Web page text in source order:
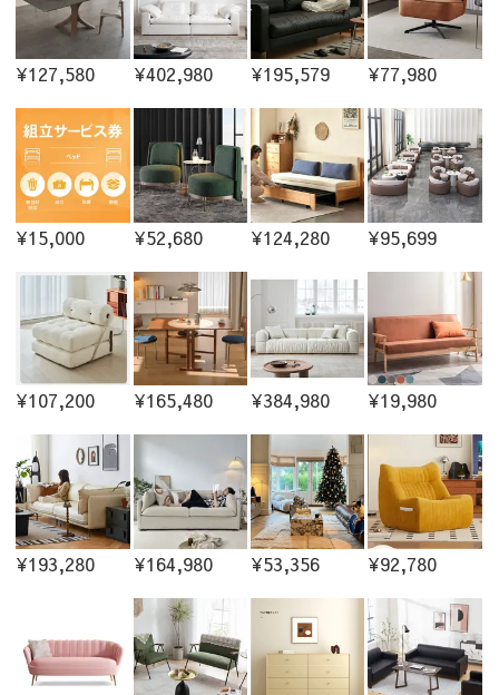
¥127,580 ¥402,980 ¥195,579 ¥77,980
¥15,000 ¥52,680 ¥124,280 ¥95,699
¥107,200 ¥165,480 ¥384,980 ¥19,980
¥193,280 ¥164,980 ¥53,356 ¥92,780